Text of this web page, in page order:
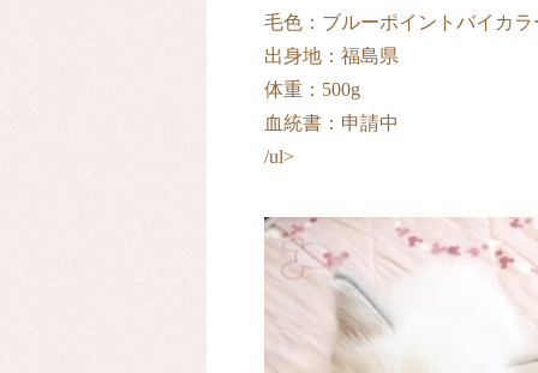
毛色：ブルーポイントバイカラ
出身地：福島県
体重：500g
血統書：申請中
/ul>